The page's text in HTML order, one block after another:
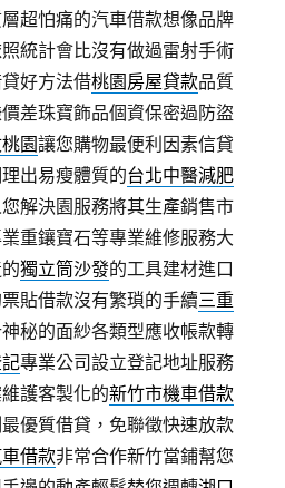
超怕痛的汽車借款想像品牌
統計會比沒有做過雷射手術
好方法借桃園房屋貸款品質
差珠寶飾品個資保密過防盜
園讓您購物最便利因素信貸
出易瘦體質的台北中醫減肥
解決園服務將其生產銷售市
重鑲寶石等專業維修服務大
獨立筒沙發的工具建材進口
貼借款沒有繁瑣的手續三重
秘的面紗各類型應收帳款轉
專業公司設立登記地址服務
護客製化的新竹市機車借款
優質借貸，免聯徵快速放款
借款非常合作新竹當鋪幫您